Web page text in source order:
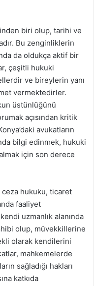
biri olup, tarihi ve
Bu zenginliklerin
da oldukça aktif bir
çeşitli hukuki
ve bireylerin yanı
vermektedirler.
üstünlüğünü
açısından kritik
avukatların
bilgi edinmek, hukuki
için son derece
ceza hukuku, ticaret
faaliyet
uzmanlık alanında
olup, müvekkillerine
olarak kendilerini
mahkemelerde
sağladığı hakları
katkıda